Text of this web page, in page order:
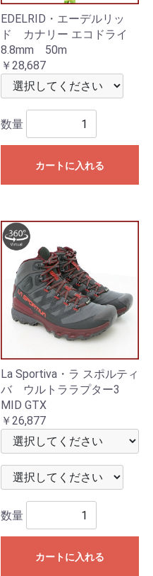
EDELRID・エーデルリッ
ド カナリー エコドライ
8.8mm 50m
￥28,687
数量
カートに入れる
La Sportiva・ラ スポルティ
バ ウルトララプター3
MID GTX
￥26,877
数量
カートに入れる